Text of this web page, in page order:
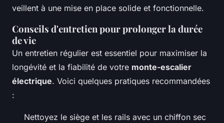
veillent à une mise en place solide et fonctionnelle.
Conseils d'entretien pour prolonger la durée
de vie
Un entretien régulier est essentiel pour maximiser la
longévité et la fiabilité de votre monte-escalier
électrique. Voici quelques pratiques recommandées
:
Nettoyez le siège et les rails avec un chiffon sec